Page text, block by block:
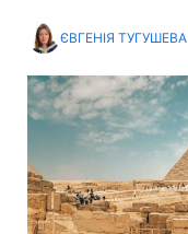
ЄВГЕНІЯ ТУГУШЕВА